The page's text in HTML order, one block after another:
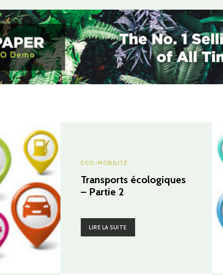
ECO-MOBILITÉ
Transports écologiques
– Partie 2
LIRE LA SUITE